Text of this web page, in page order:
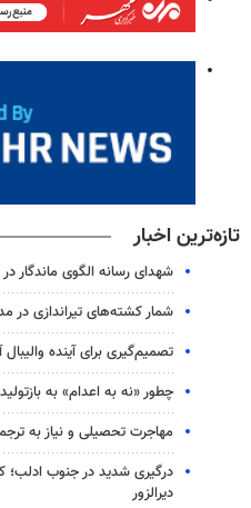
تازه‌ترین اخبار
شهدای رسانه الگوی
شمار کشته‌های تیراندازی در مدرسه‌ای
تصمیم‌گیری برای آینده
چطور «نه به اعدام» به
مهاجرت تحصیلی و نیاز به
دیرالزور